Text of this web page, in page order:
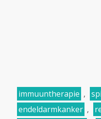
immuuntherapie ,
endeldarmkanker ,